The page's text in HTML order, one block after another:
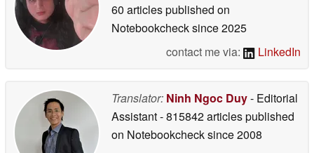
60 articles published on
Notebookchecksince 2025
contact me via:
LinkedIn
Translator: Ninh Ngoc Duy- Editorial
Assistant- 815842 articles published
on Notebookchecksince 2008